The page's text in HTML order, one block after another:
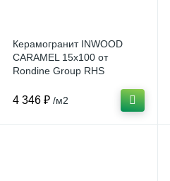
Керамогранит INWOOD
CARAMEL 15x100 от
Rondine Group RHS
4 346 ₽ /м2